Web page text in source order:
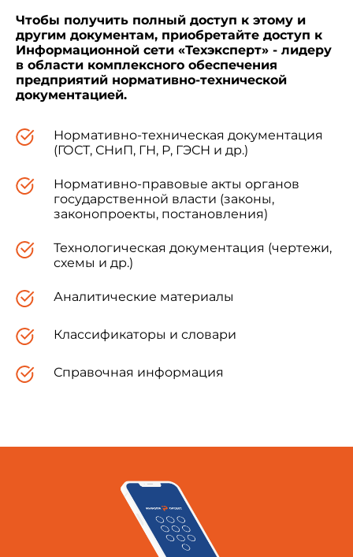
Чтобы получить полный доступ к этому и
другим документам, приобретайте доступ к
Информационной сети «Техэксперт» - лидеру
в области комплексного обеспечения
предприятий нормативно-технической
документацией.
Нормативно-техническая документация
(ГОСТ, СНиП, ГН, Р, ГЭСН и др.)
Нормативно-правовые акты органов
государственной власти (законы,
законопроекты, постановления)
Технологическая документация (чертежи,
схемы и др.)
Аналитические материалы
Классификаторы и словари
Справочная информация